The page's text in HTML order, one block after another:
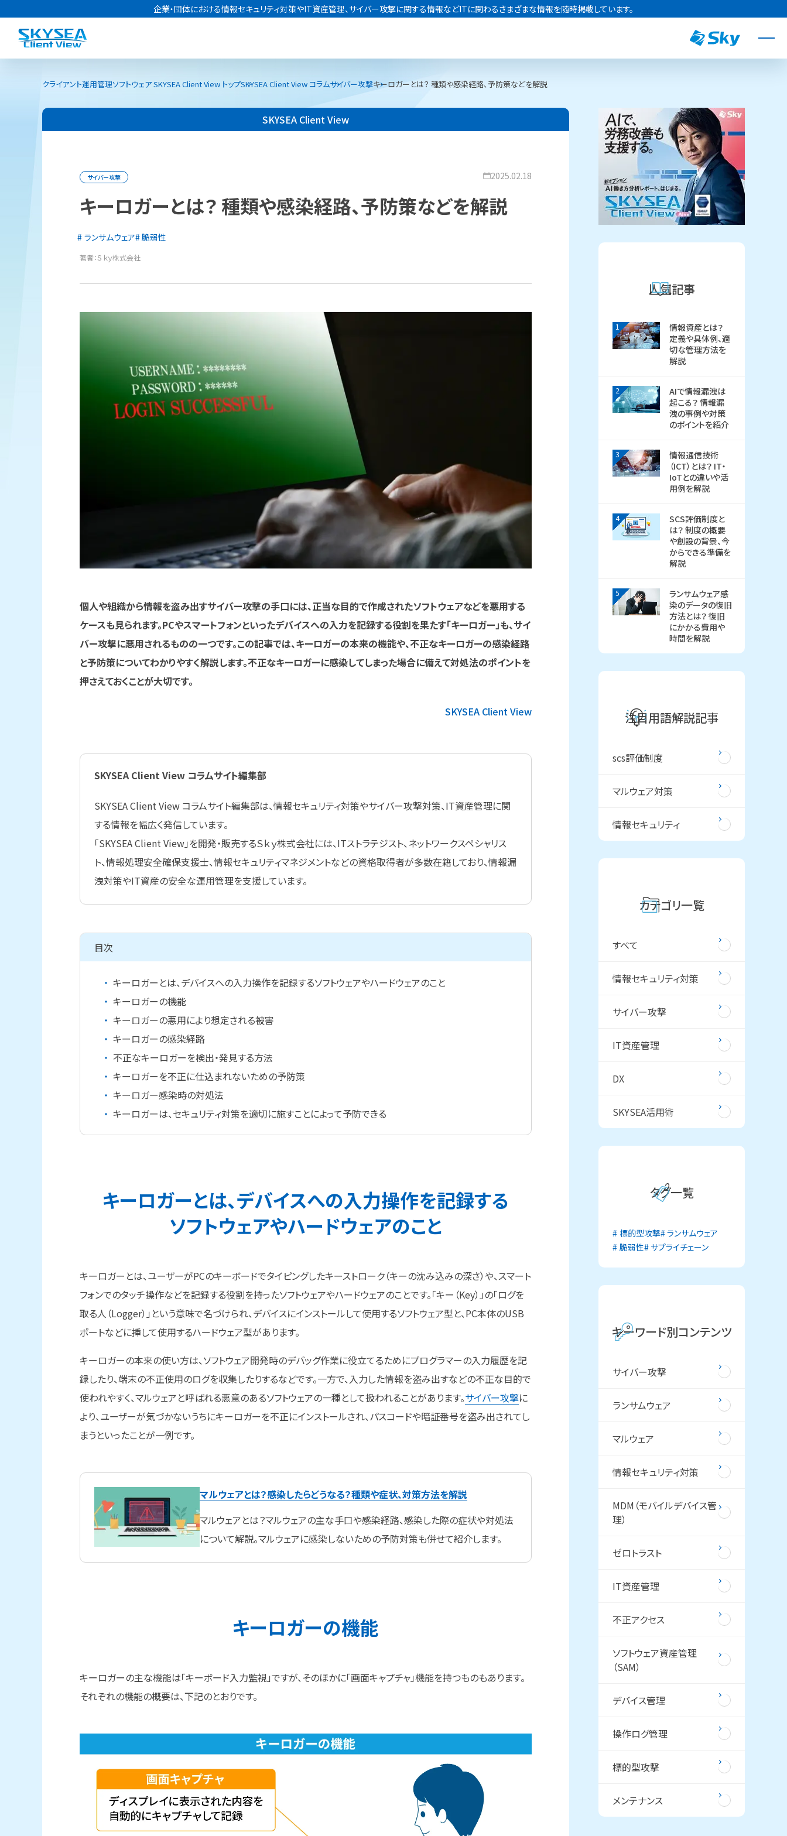
企業・団体における情報セキュリティ対策やIT資産管理、サイバー攻撃に関する情報などITに関わるさまざまな情報を随時掲載しています。
クライアント運用管理ソフトウェア SKYSEA Client View トップSKYSEA Client View コラムサイバー攻撃キーロガーとは？ 種類や感染経路、予防策などを解説
SKYSEA Client View
サイバー攻撃 2025.02.18
キーロガーとは？ 種類や感染経路、予防策などを解説
ランサムウェア 脆弱性
著者：Ｓｋｙ株式会社
個人や組織から情報を盗み出すサイバー攻撃の手口には、正当な目的で作成されたソフトウェアなどを悪用する
ケースも見られます。PCやスマートフォンといったデバイスへの入力を記録する役割を果たす「キーロガー」も、サイ
バー攻撃に悪用されるものの一つです。この記事では、キーロガーの本来の機能や、不正なキーロガーの感染経路
と予防策についてわかりやすく解説します。不正なキーロガーに感染してしまった場合に備えて対処法のポイントを
押さえておくことが大切です。
SKYSEA Client View
SKYSEA Client View コラムサイト編集部
SKYSEA Client View コラムサイト編集部は、情報セキュリティ対策やサイバー攻撃対策、IT資産管理に関
する情報を幅広く発信しています。
「SKYSEA Client View」を開発・販売するＳｋｙ株式会社には、ITストラテジスト、ネットワークスペシャリス
ト、情報処理安全確保支援士、情報セキュリティマネジメントなどの資格取得者が多数在籍しており、情報漏
洩対策やIT資産の安全な運用管理を支援しています。
目次
キーロガーとは、デバイスへの入力操作を記録するソフトウェアやハードウェアのこと
キーロガーの機能
キーロガーの悪用により想定される被害
キーロガーの感染経路
不正なキーロガーを検出・発見する方法
キーロガーを不正に仕込まれないための予防策
キーロガー感染時の対処法
キーロガーは、セキュリティ対策を適切に施すことによって予防できる
キーロガーとは、デバイスへの入力操作を記録する
ソフトウェアやハードウェアのこと
キーロガーとは、ユーザーがPCのキーボードでタイピングしたキーストローク（キーの沈み込みの深さ）や、スマート
フォンでのタッチ操作などを記録する役割を持ったソフトウェアやハードウェアのことです。「キー（Key）」の「ログを
取る人（Logger）」という意味で名づけられ、デバイスにインストールして使用するソフトウェア型と、PC本体のUSB
ポートなどに挿して使用するハードウェア型があります。
キーロガーの本来の使い方は、ソフトウェア開発時のデバッグ作業に役立てるためにプログラマーの入力履歴を記
録したり、端末の不正使用のログを収集したりするなどです。一方で、入力した情報を盗み出すなどの不正な目的で
使われやすく、マルウェアと呼ばれる悪意のあるソフトウェアの一種として扱われることがあります。サイバー攻撃に
より、ユーザーが気づかないうちにキーロガーを不正にインストールされ、パスコードや暗証番号を盗み出されてし
まうといったことが一例です。
マルウェアとは？感染したらどうなる？種類や症状、対策方法を解説
マルウェアとは？マルウェアの主な手口や感染経路、感染した際の症状や対処法
について解説。マルウェアに感染しないための予防対策も併せて紹介します。
キーロガーの機能
キーロガーの主な機能は「キーボード入力監視」ですが、そのほかに「画面キャプチャ」機能を持つものもあります。
それぞれの機能の概要は、下記のとおりです。
人気記事
1
情報資産とは？
定義や具体例、適
切な管理方法を
解説
2
AIで情報漏洩は
起こる？ 情報漏
洩の事例や対策
のポイントを紹介
3
情報通信技術
（ICT）とは？ IT・
IoTとの違いや活
用例を解説
4
SCS評価制度と
は？ 制度の概要
や創設の背景、今
からできる準備を
解説
5
ランサムウェア感
染のデータの復旧
方法とは？ 復旧
にかかる費用や
時間を解説
注目用語解説記事
scs評価制度
マルウェア対策
情報セキュリティ
カテゴリ一覧
すべて
情報セキュリティ対策
サイバー攻撃
IT資産管理
DX
SKYSEA活用術
タグ一覧
標的型攻撃 ランサムウェア
脆弱性
サプライチェーン
キーワード別コンテンツ
サイバー攻撃
ランサムウェア
マルウェア
情報セキュリティ対策
MDM（モバイルデバイス管
理）
ゼロトラスト
IT資産管理
不正アクセス
ソフトウェア資産管理
（SAM）
デバイス管理
操作ログ管理
標的型攻撃
メンテナンス